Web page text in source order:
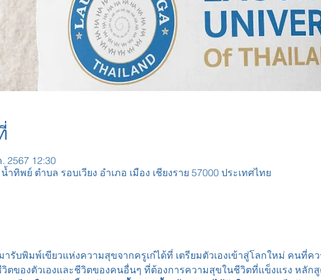
2567 12:30
ำทิพย์ ตำบล รอบเวียง อำเภอ เมือง เชียงราย 57000 ประเทศไทย
ารับพิมพ์เขียวแห่งความสุขจากครูเก๋ได้ที่ เตรียมตัวเองเข้าสู่โลกใหม่ คนที่คว
วิตของตัวเองและชีวิตของคนอื่นๆ ที่ต้องการความสุขในชีวิตที่แข็งแรง หลัก